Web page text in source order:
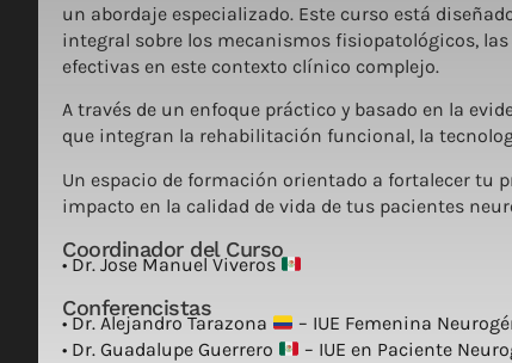
un abordaje especializado. Este curso está
integral sobre los mecanismos fisiopatológicos,
efectivas en este contexto clínico complejo.
A través de un enfoque práctico y basado en la
que integran la rehabilitación funcional, la
Un espacio de formación orientado a fortalecer tu
impacto en la calidad de vida de tus pacientes
Coordinador del Curso
• Dr. Jose Manuel Viveros
Conferencistas
• Dr. Alejandro Tarazona
– IUE Femenina
• Dr. Guadalupe Guerrero
– IUE en Paciente